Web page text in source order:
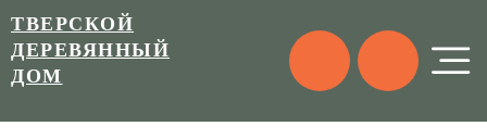
ТВЕРСКОЙ
ДЕРЕВЯННЫЙ
ДОМ